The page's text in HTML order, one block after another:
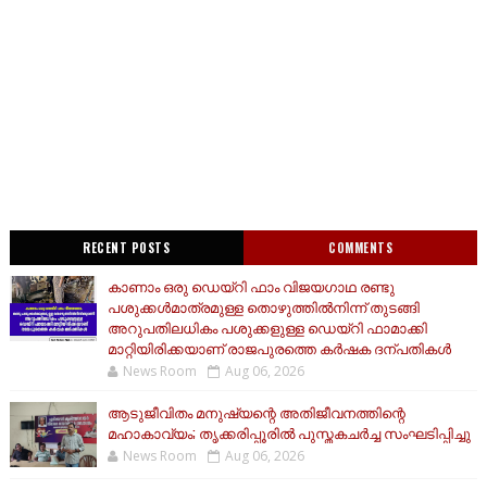
RECENT POSTS COMMENTS
കാണാം ഒരു ഡെയ്‌റി ഫാം വിജയഗാഥ രണ്ടു
പശുക്കൾമാത്രമുള്ള തൊഴുത്തിൽനിന്ന് തുടങ്ങി
അറുപതിലധികം പശുക്കളുള്ള ഡെയ്റി ഫാമാക്കി
മാറ്റിയിരിക്കയാണ് രാജപുരത്തെ കർഷക ദന്പതികൾ
News Room Aug 06, 2026
ആടുജീവിതം മനുഷ്യന്റെ അതിജീവനത്തിന്റെ
മഹാകാവ്യം; തൃക്കരിപ്പൂരിൽ പുസ്തകചർച്ച സംഘടിപ്പിച്ചു
News Room Aug 06, 2026